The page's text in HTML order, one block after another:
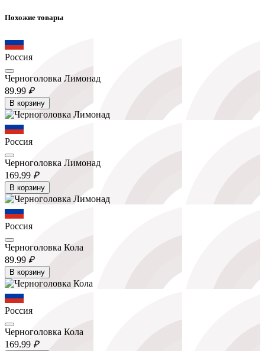
Похожие товары
Россия
Черноголовка Лимонад
89.99 ₽
В корзину
Россия
Черноголовка Лимонад
169.99 ₽
В корзину
Россия
Черноголовка Кола
89.99 ₽
В корзину
Россия
Черноголовка Кола
169.99 ₽